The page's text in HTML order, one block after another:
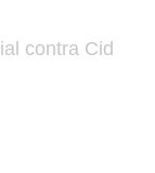
contra Cid